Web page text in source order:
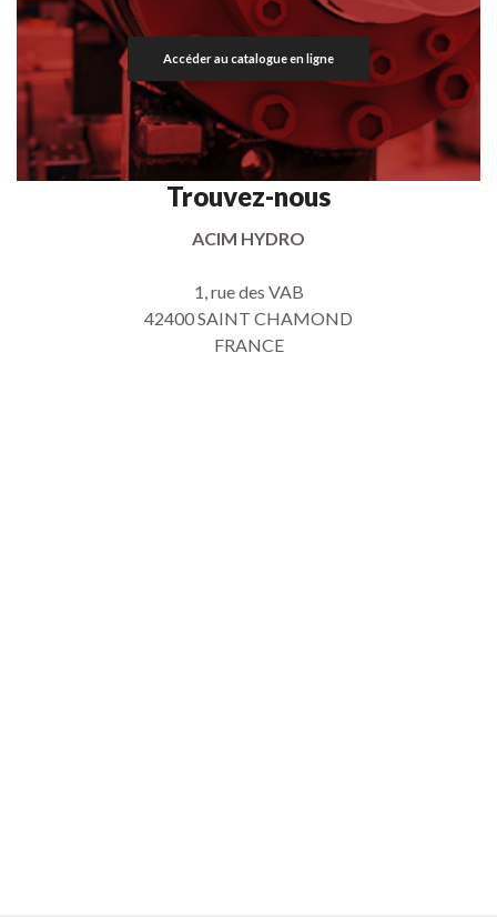
Accéder au catalogue en ligne
Trouvez-nous
ACIM HYDRO
1, rue des VAB
42400 SAINT CHAMOND
FRANCE